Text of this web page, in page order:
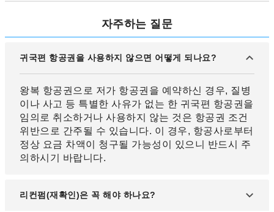
자주하는 질문
귀국편 항공권을 사용하지 않으면 어떻게 되나요?
왕복 항공권으로 저가 항공권을 예약하신 경우, 질병
이나 사고 등 특별한 사유가 없는 한 귀국편 항공권을
임의로 취소하거나 사용하지 않는 것은 항공권 조건
위반으로 간주될 수 있습니다. 이 경우, 항공사로부터
정상 요금 차액이 청구될 가능성이 있으니 반드시 주
의하시기 바랍니다.
리컨펌(재확인)은 꼭 해야 하나요?